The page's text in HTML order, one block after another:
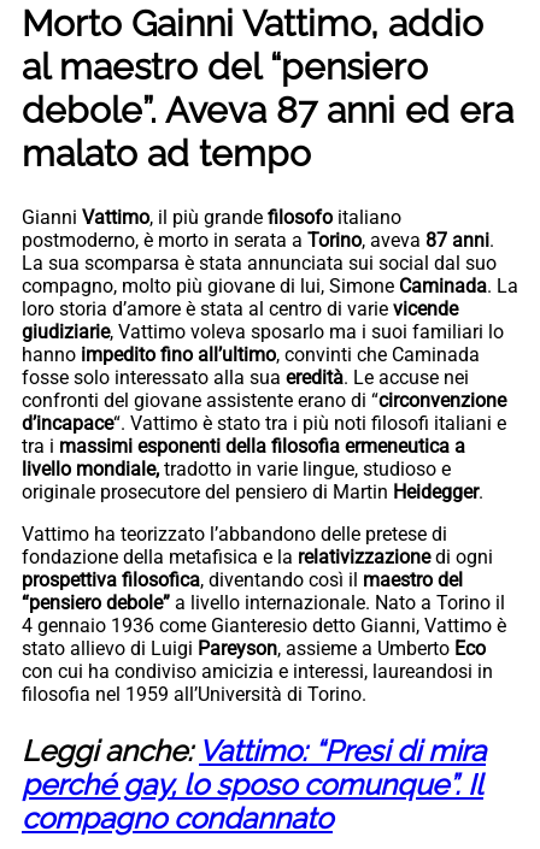
Morto Gainni Vattimo, addio
al maestro del “pensiero
debole”. Aveva 87 anni ed era
malato ad tempo
Gianni Vattimo, il più grande filosofo italiano
postmoderno, è morto in serata a Torino, aveva 87 anni.
La sua scomparsa è stata annunciata sui social dal suo
compagno, molto più giovane di lui, Simone Caminada. La
loro storia d’amore è stata al centro di varie vicende
giudiziarie, Vattimo voleva sposarlo ma i suoi familiari lo
hanno impedito fino all’ultimo, convinti che Caminada
fosse solo interessato alla sua eredità. Le accuse nei
confronti del giovane assistente erano di “circonvenzione
d’incapace“. Vattimo è stato tra i più noti filosofi italiani e
tra i massimi esponenti della filosofia ermeneutica a
livello mondiale, tradotto in varie lingue, studioso e
originale prosecutore del pensiero di Martin Heidegger.
Vattimo ha teorizzato l’abbandono delle pretese di
fondazione della metafisica e la relativizzazionedi ogni
prospettiva filosofica, diventando così il maestro del
“pensiero debole” a livello internazionale. Nato a Torino il
4 gennaio 1936 come Gianteresio detto Gianni, Vattimo è
stato allievo di Luigi Pareyson, assieme a Umberto Eco
con cui ha condiviso amicizia e interessi, laureandosi in
filosofia nel 1959 all’Università di Torino.
Leggi anche: Vattimo: “Presi di mira
perché gay, lo sposo comunque”. Il
compagno condannato